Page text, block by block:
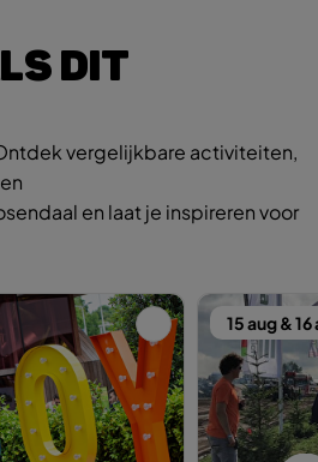
DIT
vergelijkbare activiteiten,
en laat je inspireren voor
15 aug & 16